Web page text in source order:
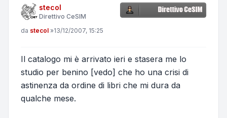
stecol
Direttivo CeSIM
Messaggio
da stecol »13/12/2007, 15:25
Il catalogo mi è arrivato ieri e stasera me lo
studio per benino [vedo] che ho una crisi di
astinenza da ordine di libri che mi dura da
qualche mese.